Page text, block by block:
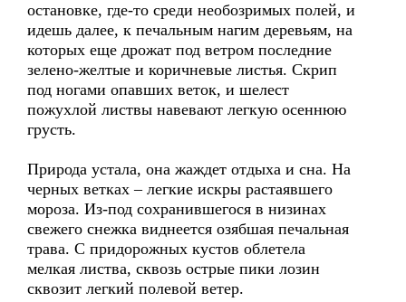
остановке, где-то среди необозримых полей, и
идешь далее, к печальным нагим деревьям, на
которых еще дрожат под ветром последние
зелено-желтые и коричневые листья. Скрип
под ногами опавших веток, и шелест
пожухлой листвы навевают легкую осеннюю
грусть.
Природа устала, она жаждет отдыха и сна. На
черных ветках – легкие искры растаявшего
мороза. Из-под сохранившегося в низинах
свежего снежка виднеется озябшая печальная
трава. С придорожных кустов облетела
мелкая листва, сквозь острые пики лозин
сквозит легкий полевой ветер.